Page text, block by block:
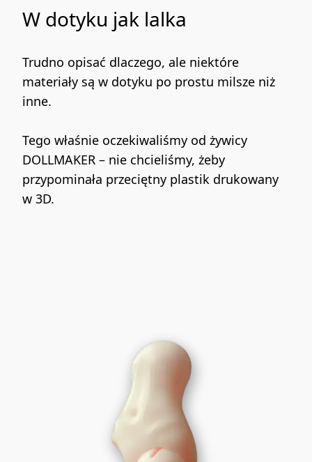
W dotyku jak lalka
Trudno opisać dlaczego, ale niektóre
materiały są w dotyku po prostu milsze niż
inne.
Tego właśnie oczekiwaliśmy od żywicy
DOLLMAKER – nie chcieliśmy, żeby
przypominała przeciętny plastik drukowany
w 3D.